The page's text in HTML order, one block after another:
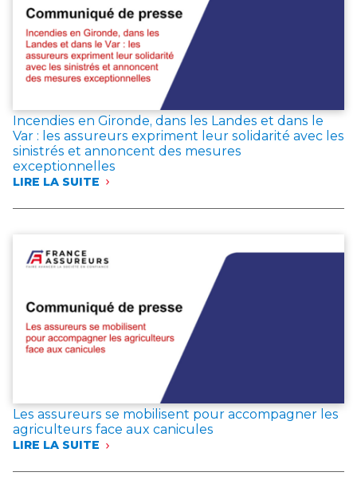
2026,
LES
ÉPARGNANTS
MAINTIENNENT
LEUR
CONFIANCE
L’ASSURANCE
VIE
Incendies en Gironde, dans les Landes et dans le
Var : les assureurs expriment leur solidarité avec les
sinistrés et annoncent des mesures
exceptionnelles
LIRE LA SUITE
:
LES
DANS
VAR
LEUR
SOLIDARITÉ
AVEC
LES
ET
Les assureurs se mobilisent pour accompagner les
agriculteurs face aux canicules
LIRE LA SUITE
: